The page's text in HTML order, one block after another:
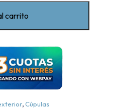
carrito
,Cúpulas